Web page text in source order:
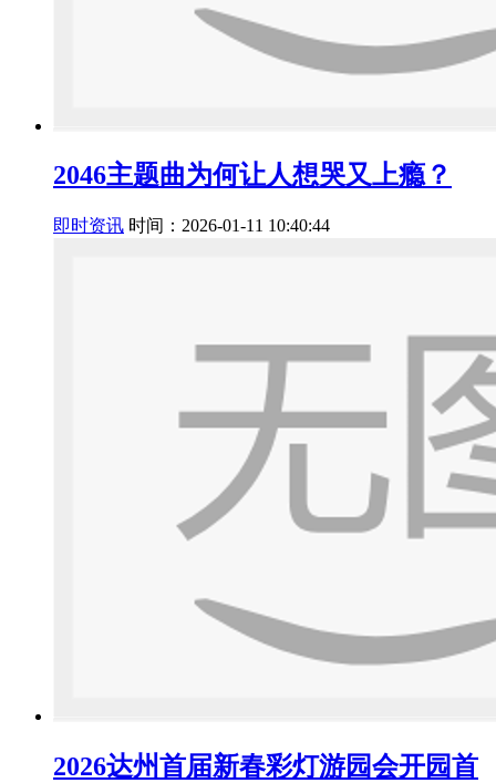
2046主题曲为何让人想哭又上瘾？
即时资讯 时间：2026-01-11 10:40:44
2026达州首届新春彩灯游园会开园首